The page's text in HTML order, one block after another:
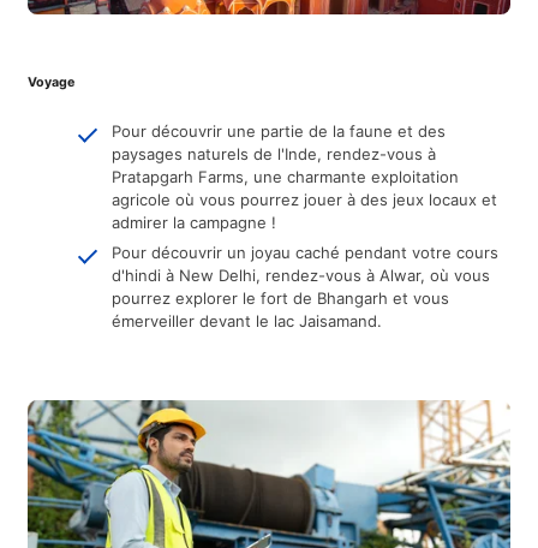
Voyage
Pour découvrir une partie de la faune et des
paysages naturels de l'Inde, rendez-vous à
Pratapgarh Farms, une charmante exploitation
agricole où vous pourrez jouer à des jeux locaux et
admirer la campagne !
Pour découvrir un joyau caché pendant votre cours
d'hindi à New Delhi, rendez-vous à Alwar, où vous
pourrez explorer le fort de Bhangarh et vous
émerveiller devant le lac Jaisamand.